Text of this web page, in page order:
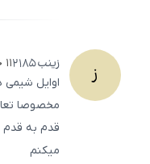
ز زینب2185۱۱ خرداد ۱۴۰۵
اوایل شیمی
مخصوصا
قدم به قدم
میکنم